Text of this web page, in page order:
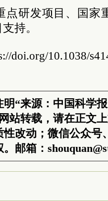
点研发项目、国家
持。
doi.org/10.1038/
“来源：中国科学
站转载，请在正文
性改动；微信公众号
邮箱：